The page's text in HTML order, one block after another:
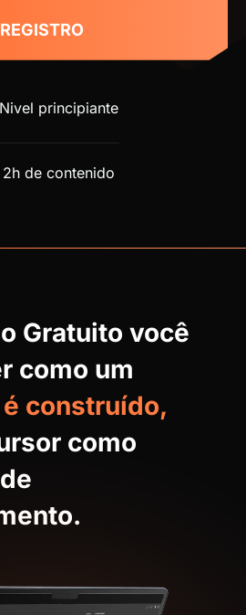
Nivel principiante
2h de contenido
REGISTRO
Gratuito você
como um
construído,
como